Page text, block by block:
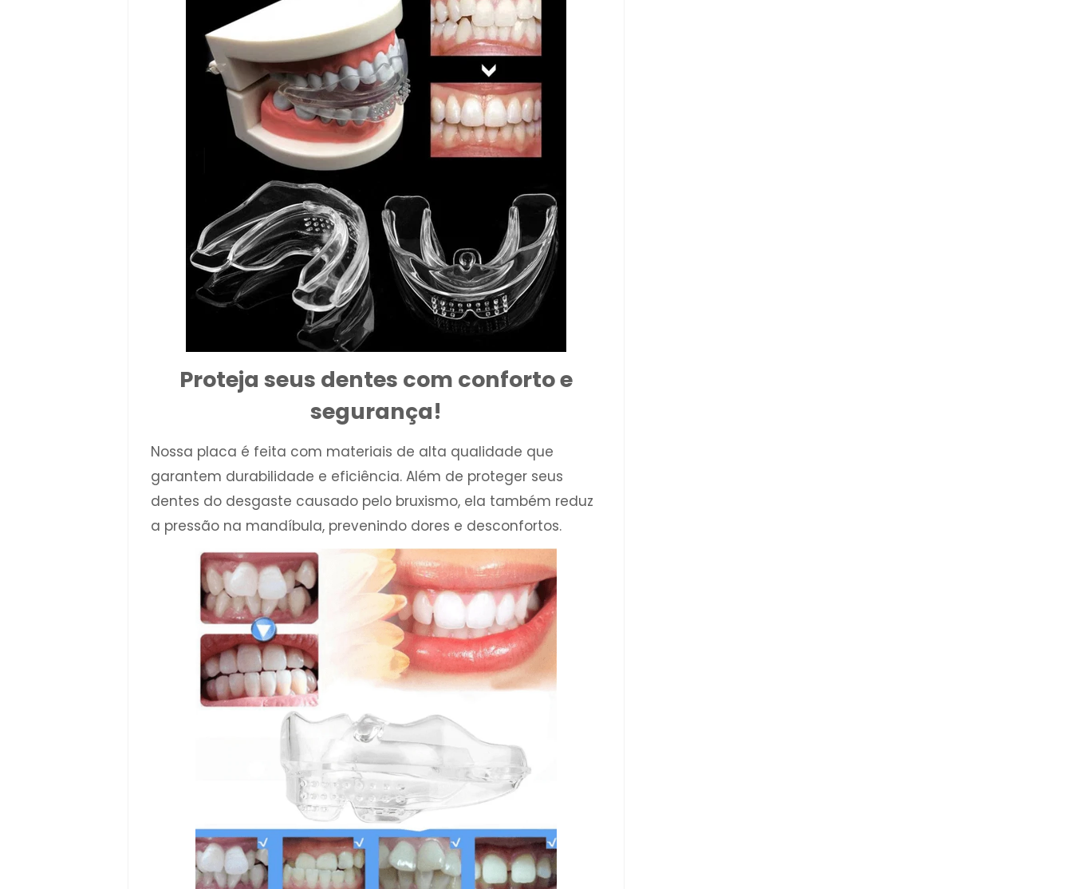
Proteja seus dentes com conforto e
segurança!
Nossa placa é feita com materiais de alta qualidade que
garantem durabilidade e eficiência. Além de proteger seus
dentes do desgaste causado pelo bruxismo, ela também reduz
a pressão na mandíbula, prevenindo dores e desconfortos.